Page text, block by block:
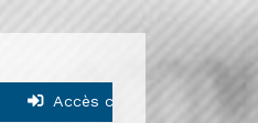
Accès clubs